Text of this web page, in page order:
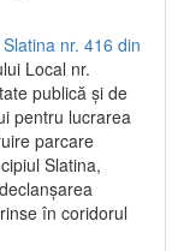
nr. 416 din
Local nr.
publică și de
pentru lucrarea
parcare
Slatina,
în coridorul